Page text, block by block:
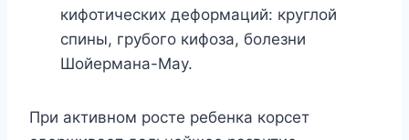
кифотических деформаций: круглой
спины, грубого кифоза, болезни
Шойермана-Мау.
При активном росте ребенка корсет